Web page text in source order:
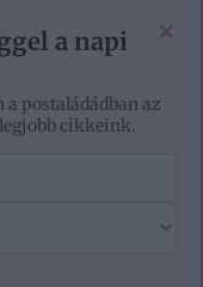
×
a napi
a postaládádban az
cikkeink.